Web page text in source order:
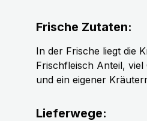
Frische Zutaten:
In der Frische liegt die
Frischfleisch Anteil, viel
und ein eigener
Lieferwege: